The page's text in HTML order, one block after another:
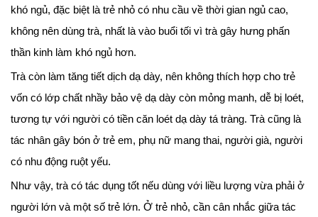
khó ngủ, đặc biệt là trẻ nhỏ có nhu cầu về thời gian ngủ cao,
không nên dùng trà, nhất là vào buổi tối vì trà gây hưng phấn
thần kinh làm khó ngủ hơn.
Trà còn làm tăng tiết dịch dạ dày, nên không thích hợp cho trẻ
vốn có lớp chất nhầy bảo vệ dạ dày còn mỏng manh, dễ bị loét,
tương tự với người có tiền căn loét dạ dày tá tràng. Trà cũng là
tác nhân gây bón ở trẻ em, phụ nữ mang thai, người già, người
có nhu động ruột yếu.
Như vậy, trà có tác dụng tốt nếu dùng với liều lượng vừa phải ở
người lớn và một số trẻ lớn. Ở trẻ nhỏ, cần cân nhắc giữa tác